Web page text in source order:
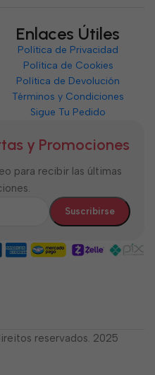
Enlaces Útiles
Política de Privacidad
Política de Cookies
Política de Devolución
Términos y Condiciones
Sigue Tu Pedido
y Promociones
para recibir las últimas
reservados. 2025